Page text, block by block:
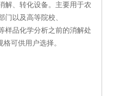
解、转化设备。主要用于农
门以及高等院校、
样品化学分析之前的消解处
可供用户选择。